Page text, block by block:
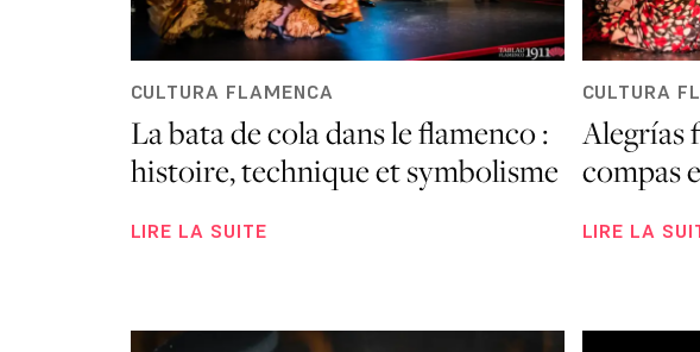
CULTURA FLAMENCA
La bata de cola dans le flamenco :
histoire, technique et symbolisme
LIRE LA SUITE
CULTURA
Alegrías
compas
LIRE LA